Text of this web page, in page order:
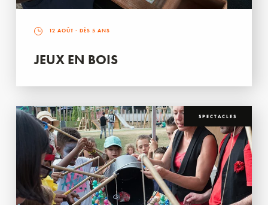
12 AOÛT - DÈS 5 ANS
JEUX EN BOIS
SPECTACLES